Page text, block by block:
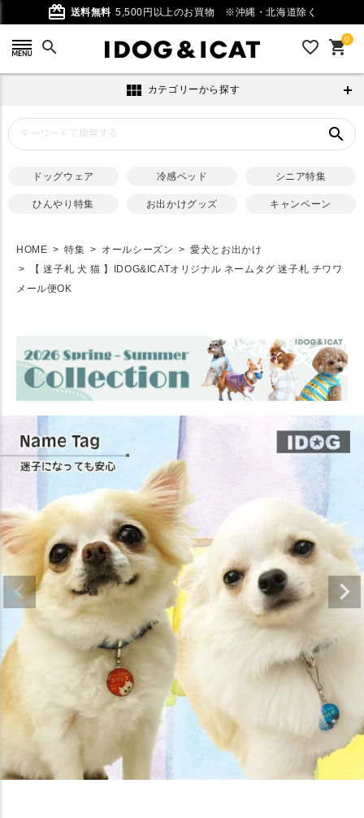
card_giftcard 送料無料 5,500円以上のお買物 ※沖縄・北海道除く
search favorite_outline 0
shopping_cart
view_module カテゴリーから探す
search
ドッグウェア 冷感ベッド シニア特集
ひんやり特集 お出かけグッズ キャンペーン
HOME 特集 オールシーズン
愛犬とお出かけ
【 迷子札 犬 猫 】IDOG&ICATオリジナル ネームタグ 迷子札 チワワ
メール便OK